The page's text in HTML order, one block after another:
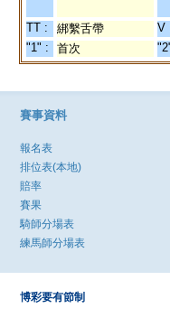
TT : 綁繫舌帶 V
"1" :
首次
賽事資料
報名表
排位表(本地)
賠率
賽果
騎師分場表
練馬師分場表
博彩要有節制